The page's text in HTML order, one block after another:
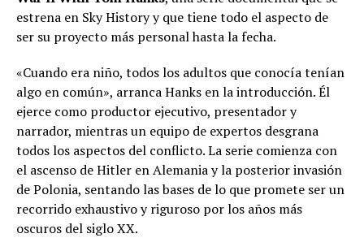
estrena en Sky History y que tiene todo el aspecto de
ser su proyecto más personal hasta la fecha.
«Cuando era niño, todos los adultos que conocía tenían
algo en común», arranca Hanks en la introducción. Él
ejerce como productor ejecutivo, presentador y
narrador, mientras un equipo de expertos desgrana
todos los aspectos del conflicto. La serie comienza con
el ascenso de Hitler en Alemania y la posterior invasión
de Polonia, sentando las bases de lo que promete ser un
recorrido exhaustivo y riguroso por los años más
oscuros del siglo XX.